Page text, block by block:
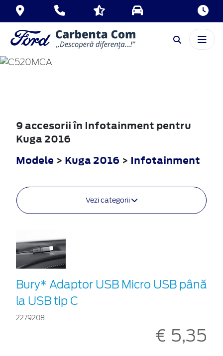
KUGA
9 accesorii în Infotainment pentru
Kuga 2016
Modele > Kuga 2016 > Infotainment
Vezi categorii
Bury* Adaptor USB Micro USB până
la USB tip C
2279208
€ 5,35